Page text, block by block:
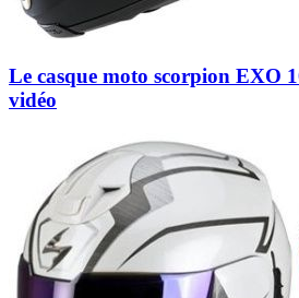
Le casque moto scorpion EXO
vidéo